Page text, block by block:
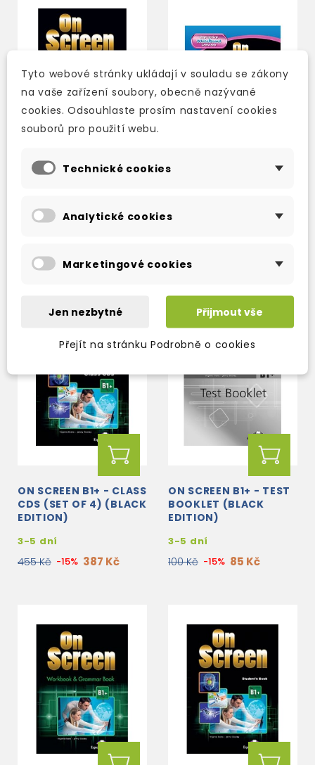
(BLACK EDITION)
490 Kč
SOFTWARE (BLACK
ON SCREEN B1+ - CLASS
CDS (SET OF 4) (BLACK
EDITION)
3-5 dní
455 Kč -15% 387 Kč
ON SCREEN B1+ - TEST
BOOKLET (BLACK
EDITION)
3-5 dní
100 Kč -15% 85 Kč
Tyto webové stránky ukládají v souladu se zákony
na vaše zařízení soubory, obecně nazývané
cookies. Odsouhlaste prosím nastavení cookies
souborů pro použití webu.
Technické cookies
Analytické cookies
Marketingové cookies
Jen nezbytné Přijmout vše
Přejít na stránku Podrobně o cookies